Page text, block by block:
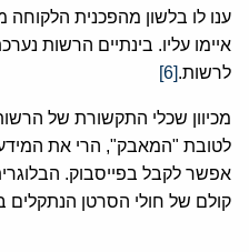
ענו לו בלשון מהפכנית
איימו עליו. בינתיים הרשות
לרשות.[6]
מכיוון שכלי התקשורת של
לטובת "המאבק", הרי את
אפשר לקבל בפייסבוק.
קולם של חולי הסרטן הנתקלים